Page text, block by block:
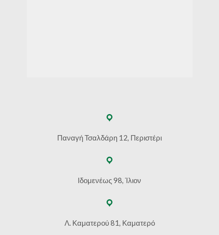
Παναγή Τσαλδάρη 12, Περιστέρι
Ιδομενέως 98, Ίλιον
Λ. Καματερού 81, Καματερό